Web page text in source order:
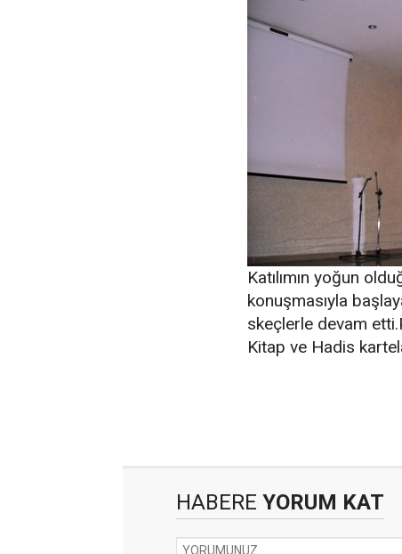
Katılımın yoğun
konuşmasıyla
skeçlerle devam
Kitap ve Hadis
HABERE YORUM KAT